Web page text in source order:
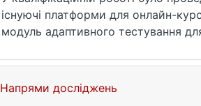
існуючі платформи для онлайн-
модуль адаптивного тестування
навчитися чи покращити свій
дозволяє користувачу пройти лише
час користувача та підвищує
Напрями досліджень